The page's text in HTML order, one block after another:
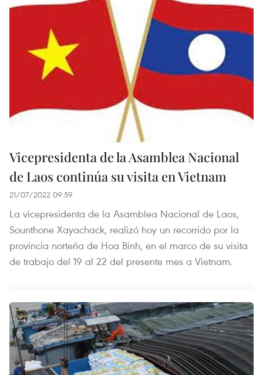
Vicepresidenta de la Asamblea Nacional
de Laos continúa su visita en Vietnam
21/07/2022 09:59
La vicepresidenta de la Asamblea Nacional de Laos,
Sounthone Xayachack, realizó hoy un recorrido por la
provincia norteña de Hoa Binh, en el marco de su visita
de trabajo del 19 al 22 del presente mes a Vietnam.